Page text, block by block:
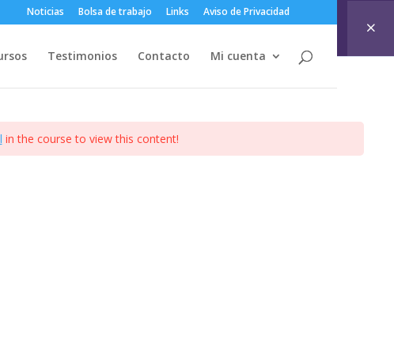
Noticias Bolsa de trabajo Links Aviso de Privacidad
Testimonios Contacto Mi cuenta
in the course to view this content!